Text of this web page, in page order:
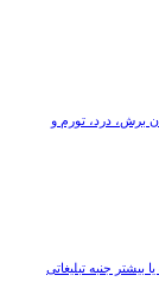
برش، درد، تورم و
جنبه تبلیغاتی